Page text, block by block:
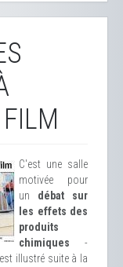
C'est une salle
motivée pour
un débat sur
les effets des
produits
chimiques -
illustré suite à la